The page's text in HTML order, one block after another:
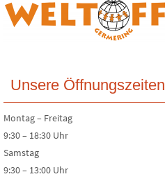
Unsere Öffnungszeiten
Montag – Freitag
9:30 – 18:30 Uhr
Samstag
9:30 – 13:00 Uhr